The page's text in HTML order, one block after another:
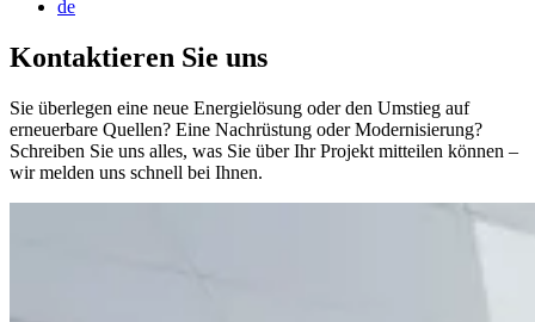
de
Kontaktieren Sie uns
Sie überlegen eine neue Energielösung oder den Umstieg auf
erneuerbare Quellen? Eine Nachrüstung oder Modernisierung?
Schreiben Sie uns alles, was Sie über Ihr Projekt mitteilen können –
wir melden uns schnell bei Ihnen.